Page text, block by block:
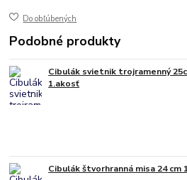
Do obľúbených
Podobné produkty
Cibulák svietnik trojramenný
1.akosť
Cibulák štvorhranná misa 24 cm